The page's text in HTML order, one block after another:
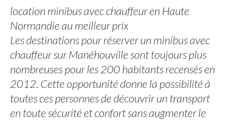
location minibus avec chauffeur en Haute
Normandie au meilleur prix
Les destinations pour réserver un minibus avec
chauffeur sur Manéhouville sont toujours plus
nombreuses pour les 200 habitants recensés en
2012. Cette opportunité donne la possibilité à
toutes ces personnes de découvrir un transport
en toute sécurité et confort sans augmenter le